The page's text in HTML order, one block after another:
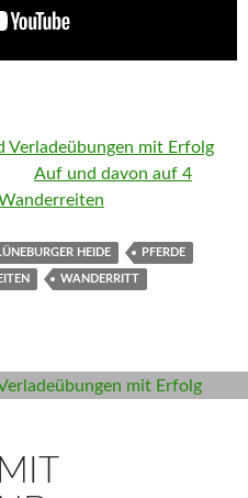
mit Erfolg
Auf und davon auf 4
LÜNEBURGER HEIDE PFERDE
WANDERRITT